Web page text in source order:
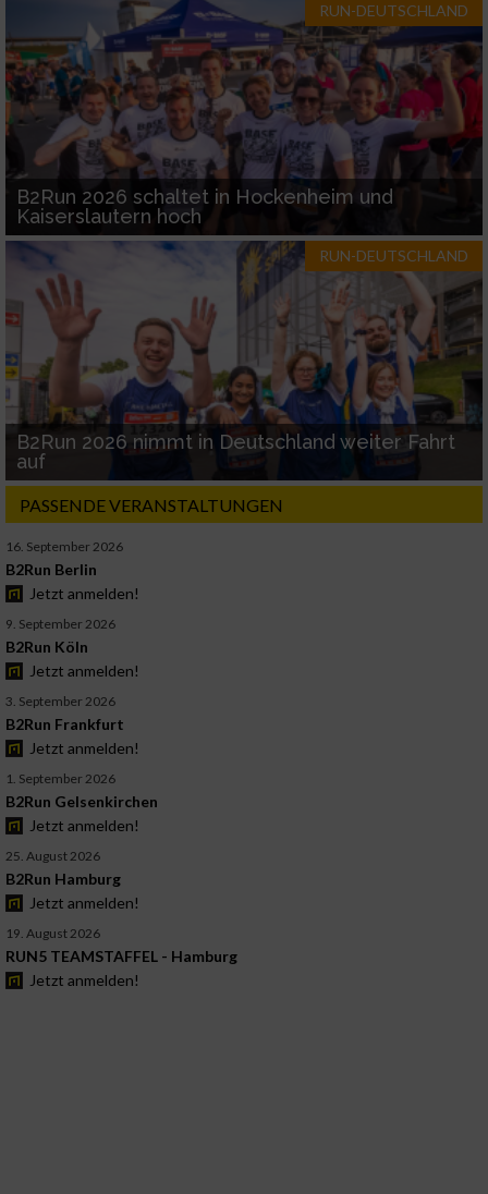
RUN-DEUTSCHLAND
B2Run 2026 schaltet in Hockenheim und
Kaiserslautern hoch
RUN-DEUTSCHLAND
B2Run 2026 nimmt in Deutschland weiter Fahrt
auf
PASSENDE VERANSTALTUNGEN
16. September 2026
B2Run Berlin
Jetzt anmelden!
9. September 2026
B2Run Köln
Jetzt anmelden!
3. September 2026
B2Run Frankfurt
Jetzt anmelden!
1. September 2026
B2Run Gelsenkirchen
Jetzt anmelden!
25. August 2026
B2Run Hamburg
Jetzt anmelden!
19. August 2026
RUN5 TEAMSTAFFEL - Hamburg
Jetzt anmelden!